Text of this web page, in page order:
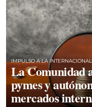
IMPULSO A LA
La Comunidad
pymes y
mercados